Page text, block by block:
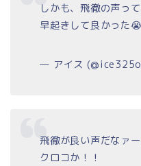
しかも、飛徹の声っ
早起きして良かった
— アイス
飛徹が良い声だなァ
クロコか！！